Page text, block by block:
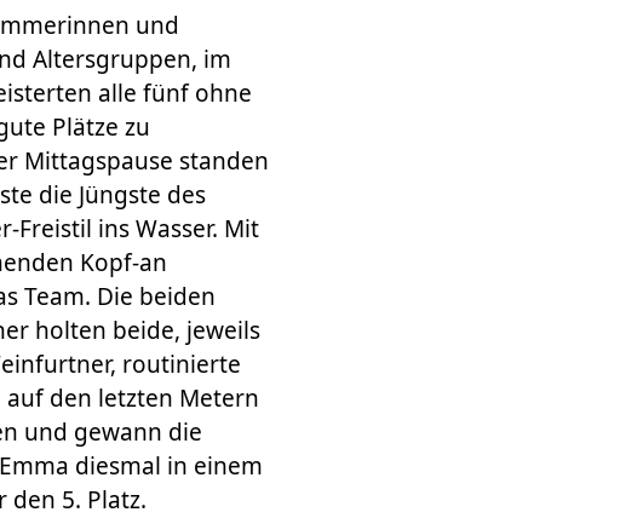
und
Altersgruppen, im
alle fünf ohne
Plätze zu
Mittagspause standen
die Jüngste des
Freistil ins Wasser. Mit
Kopf-an
Team. Die beiden
holten beide, jeweils
routinierte
auf den letzten Metern
und gewann die
diesmal in einem
5. Platz.